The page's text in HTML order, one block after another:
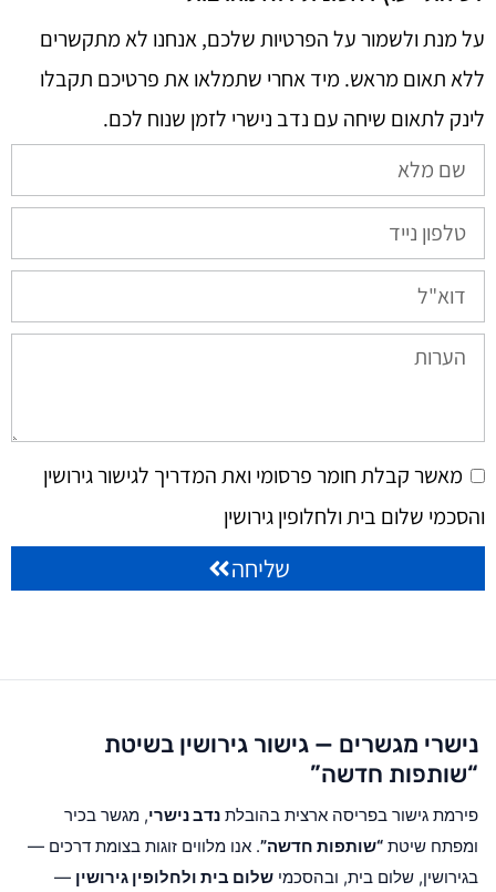
על מנת ולשמור על הפרטיות שלכם, אנחנו לא מתקשרים
ללא תאום מראש. מיד אחרי שתמלאו את פרטיכם תקבלו
לינק לתאום שיחה עם נדב נישרי לזמן שנוח לכם.​
מאשר קבלת חומר פרסומי ואת המדריך לגישור גירושין
והסכמי שלום בית ולחלופין גירושין
שליחה
נישרי מגשרים — גישור גירושין בשיטת
“שותפות חדשה”
פירמת גישור בפריסה ארצית בהובלת נדב נישרי, מגשר בכיר
ומפתח שיטת “שותפות חדשה”. אנו מלווים זוגות בצומת דרכים —
בגירושין, שלום בית, ובהסכמי שלום בית ולחלופין גירושין —